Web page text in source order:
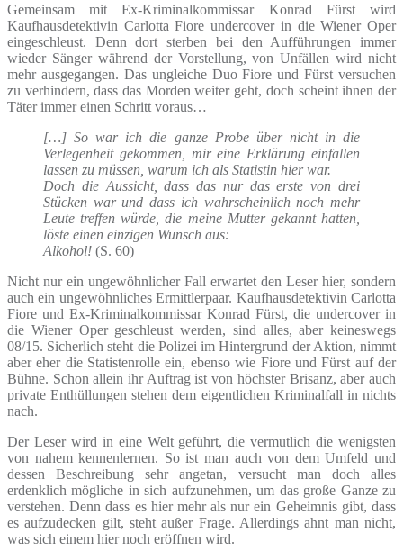
Gemeinsam mit Ex-Kriminalkommissar Konrad Fürst wird
Kaufhausdetektivin Carlotta Fiore undercover in die Wiener Oper
eingeschleust. Denn dort sterben bei den Aufführungen immer
wieder Sänger während der Vorstellung, von Unfällen wird nicht
mehr ausgegangen. Das ungleiche Duo Fiore und Fürst versuchen
zu verhindern, dass das Morden weiter geht, doch scheint ihnen der
Täter immer einen Schritt voraus…
[…] So war ich die ganze Probe über nicht in die
Verlegenheit gekommen, mir eine Erklärung einfallen
lassen zu müssen, warum ich als Statistin hier war.
Doch die Aussicht, dass das nur das erste von drei
Stücken war und dass ich wahrscheinlich noch mehr
Leute treffen würde, die meine Mutter gekannt hatten,
löste einen einzigen Wunsch aus:
Alkohol! (S. 60)
Nicht nur ein ungewöhnlicher Fall erwartet den Leser hier, sondern
auch ein ungewöhnliches Ermittlerpaar. Kaufhausdetektivin Carlotta
Fiore und Ex-Kriminalkommissar Konrad Fürst, die undercover in
die Wiener Oper geschleust werden, sind alles, aber keineswegs
08/15. Sicherlich steht die Polizei im Hintergrund der Aktion, nimmt
aber eher die Statistenrolle ein, ebenso wie Fiore und Fürst auf der
Bühne. Schon allein ihr Auftrag ist von höchster Brisanz, aber auch
private Enthüllungen stehen dem eigentlichen Kriminalfall in nichts
nach.
Der Leser wird in eine Welt geführt, die vermutlich die wenigsten
von nahem kennenlernen. So ist man auch von dem Umfeld und
dessen Beschreibung sehr angetan, versucht man doch alles
erdenklich mögliche in sich aufzunehmen, um das große Ganze zu
verstehen. Denn dass es hier mehr als nur ein Geheimnis gibt, dass
es aufzudecken gilt, steht außer Frage. Allerdings ahnt man nicht,
was sich einem hier noch eröffnen wird.